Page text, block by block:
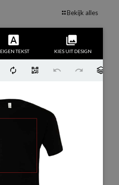
Bekijk alles
EIGEN TEKST KIES UIT DESIGN